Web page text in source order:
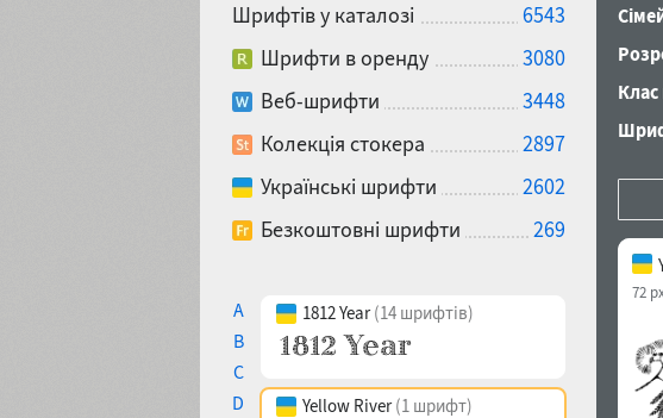
Шрифтів у каталозі
6543
Шрифти в оренду
3080
Веб-шрифти
3448
Колекція стокера
2897
Українські шрифти
2602
Безкоштовні шрифти
269
A
B
C
D
1812 Year(14 шрифтів)
Yellow River(1 шрифт)
72